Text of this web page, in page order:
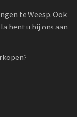
te Weesp. Ook
bent u bij ons aan